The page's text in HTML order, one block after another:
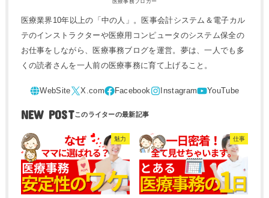
医療業界10年以上の「中の人」。医事会計システム＆電子カル
テのインストラクターや医療用コンピュータのシステム保全の
お仕事をしながら、医療事務ブログを運営。夢は、一人でも多
くの読者さんを一人前の医療事務に育て上げること。
NEW POST
魅力 仕事